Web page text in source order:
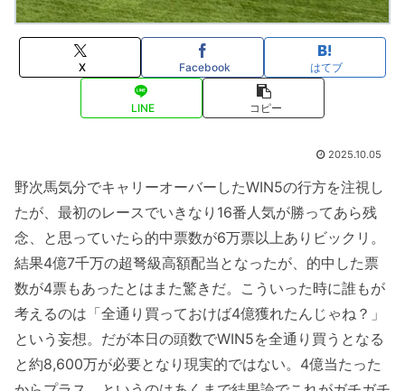
X Facebook はてブ
LINE コピー
2025.10.05
野次馬気分でキャリーオーバーしたWIN5の行方を注視し
たが、最初のレースでいきなり16番人気が勝ってあら残
念、と思っていたら的中票数が6万票以上ありビックリ。
結果4億7千万の超弩級高額配当となったが、的中した票
数が4票もあったとはまた驚きだ。こういった時に誰もが
考えるのは「全通り買っておけば4億獲れたんじゃね？」
という妄想。だが本日の頭数でWIN5を全通り買うとなる
と約8,600万が必要となり現実的ではない。4億当たった